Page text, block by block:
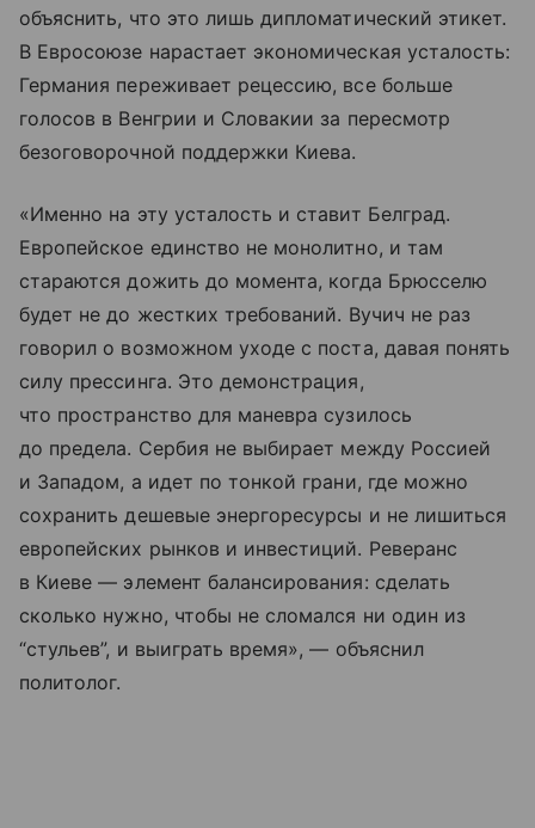
объяснить, что это лишь дипломатический этикет.
В Евросоюзе нарастает экономическая усталость:
Германия переживает рецессию, все больше
голосов в Венгрии и Словакии за пересмотр
безоговорочной поддержки Киева.
«Именно на эту усталость и ставит Белград.
Европейское единство не монолитно, и там
стараются дожить до момента, когда Брюсселю
будет не до жестких требований. Вучич не раз
говорил о возможном уходе с поста, давая понять
силу прессинга. Это демонстрация,
что пространство для маневра сузилось
до предела. Сербия не выбирает между Россией
и Западом, а идет по тонкой грани, где можно
сохранить дешевые энергоресурсы и не лишиться
европейских рынков и инвестиций. Реверанс
в Киеве — элемент балансирования: сделать
сколько нужно, чтобы не сломался ни один из
“стульев”, и выиграть время», — объяснил
политолог.